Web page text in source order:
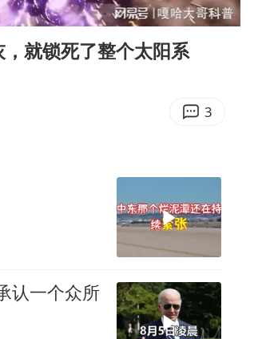
06:59
Enter
就锁死了整个太阳系
3
认一个众所